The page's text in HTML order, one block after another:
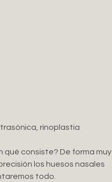
rinoplastia
qué consiste? De forma muy
los huesos nasales
todo.